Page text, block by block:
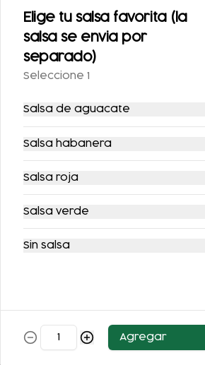
AGUA DE
HORCHATA 500ML
$52.00
Elige tu salsa favorita (la
salsa se envia por
separado)
Seleccione 1
Salsa de aguacate
Salsa habanera
Salsa roja
Salsa verde
Sin salsa
Agregar